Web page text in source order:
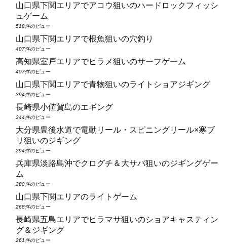
山口県下関エリアでアコウ狙いのハードロックフィッシ
ュゲーム
518件のビュー
山口県下関エリアで根魚狙いの穴釣り
407件のビュー
高知県室戸エリアでヒラメ狙いのサーフゲーム
407件のビュー
山口県下関エリアで青物狙いのライトショアジギング
394件のビュー
長崎県小値賀島のエギング
344件のビュー
大分県豊後水道で電動リール・スピニングリール×寒ブ
リ狙いのジギング
294件のビュー
兵庫県淡路島沖でクログチ＆大サバ狙いのジギングゲー
ム
280件のビュー
山口県下関エリアのライトゲーム
268件のビュー
長崎県五島エリアでヒラマサ狙いのショアキャスティン
グ＆ジギング
261件のビュー